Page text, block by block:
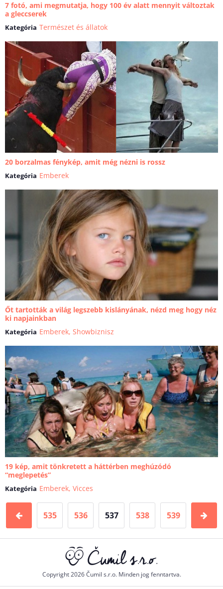
7 fotó, ami megmutatja, hogy 100 év alatt mennyit változtak
a gleccserek
Kategória Természet és állatok
20 borzalmas fénykép, amit még nézni is rossz
Kategória Emberek
Őt tartották a világ legszebb kislányának, nézd meg hogy néz
ki napjainkban
Kategória Emberek, Showbiznisz
19 kép, amit tönkretett a háttérben meghúzódó
“meglepetés”
Kategória Emberek, Vicces
535 536 537 538 539
Copyright 2026 Čumil s.r.o. Minden jog fenntartva.